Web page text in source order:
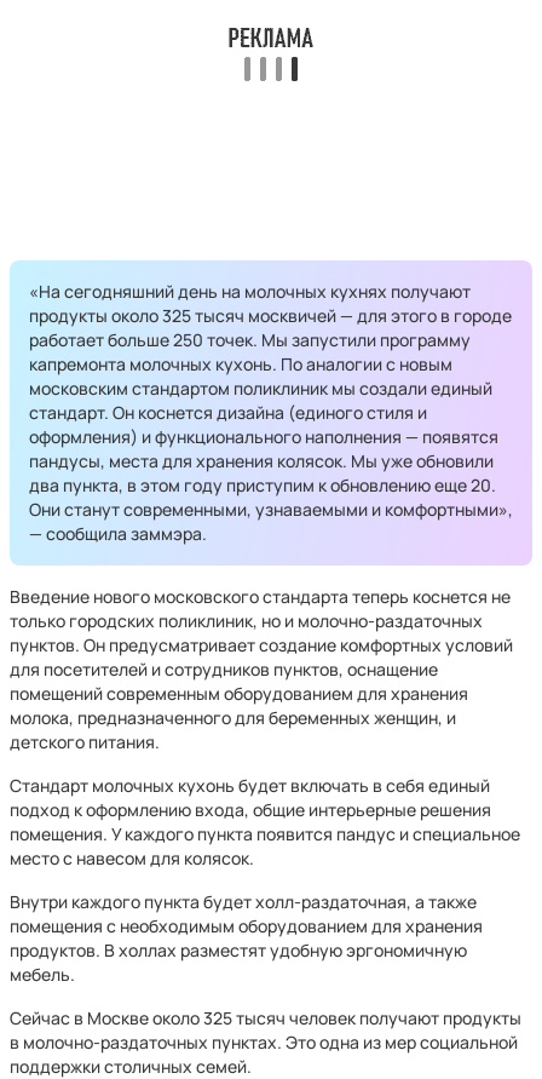
«На сегодняшний день на молочных кухнях получают
продукты около 325 тысяч москвичей — для этого в городе
работает больше 250 точек. Мы запустили программу
капремонта молочных кухонь. По аналогии с новым
московским стандартом поликлиник мы создали единый
стандарт. Он коснется дизайна (единого стиля и
оформления) и функционального наполнения — появятся
пандусы, места для хранения колясок. Мы уже обновили
два пункта, в этом году приступим к обновлению еще 20.
Они станут современными, узнаваемыми и комфортными»,
— сообщила заммэра.
Введение нового московского стандарта теперь коснется не
только городских поликлиник, но и молочно-раздаточных
пунктов. Он предусматривает создание комфортных условий
для посетителей и сотрудников пунктов, оснащение
помещений современным оборудованием для хранения
молока, предназначенного для беременных женщин, и
детского питания.
Стандарт молочных кухонь будет включать в себя единый
подход к оформлению входа, общие интерьерные решения
помещения. У каждого пункта появится пандус и специальное
место с навесом для колясок.
Внутри каждого пункта будет холл-раздаточная, а также
помещения с необходимым оборудованием для хранения
продуктов. В холлах разместят удобную эргономичную
мебель.
Сейчас в Москве около 325 тысяч человек получают продукты
в молочно-раздаточных пунктах. Это одна из мер социальной
поддержки столичных семей.